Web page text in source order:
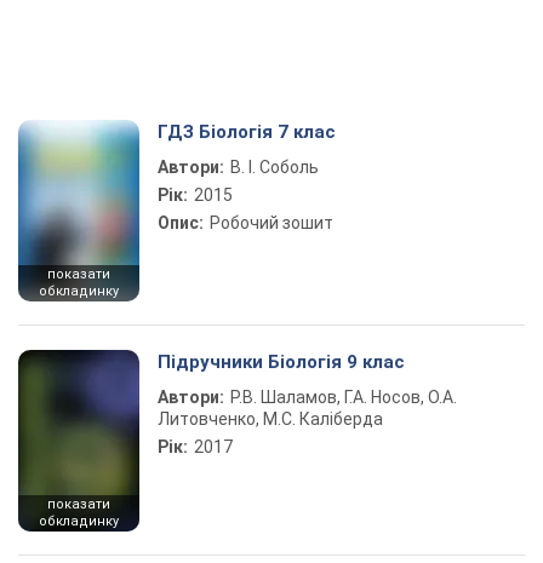
показати
обкладинку
ГДЗ Біологія 7 клас
Автори: В. І. Соболь
Рік: 2015
Опис: Робочий зошит
показати
обкладинку
Підручники Біологія 9 клас
Автори: Р.В. Шаламов, Г.А. Носов, О.А.
Литовченко, М.С. Каліберда
Рік: 2017